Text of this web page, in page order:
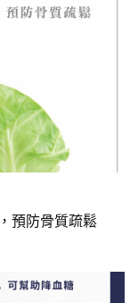
預防骨質疏鬆